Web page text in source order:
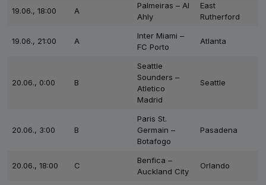
19.06., 18:00 A
Palmeiras – Al
Ahly
East
Rutherford
19.06., 21:00 A
Inter Miami –
FC Porto
Atlanta
20.06., 0:00 B
Seattle
Sounders –
Atletico
Madrid
Seattle
20.06., 3:00 B
Paris St.
Germain –
Botafogo
Pasadena
20.06., 18:00 C
Benfica –
Auckland City
Orlando